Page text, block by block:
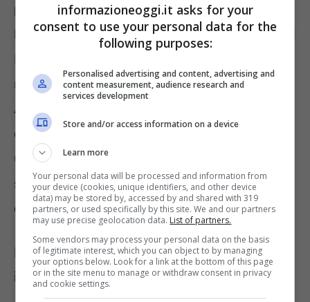
proposte vere e proprie.La prima è un altro
bando di concorso derivante dalla Provincia di
Monza e Brianza la quale ha bisogno di 50
nuovi dipendenti tecnici e amministrativi.
Anche la seconda è una selezione pubblica
che permetterà di lavorare come vigile
urbano a 17 candidati che saranno scelti.
seguito di quanto detto, possiamo
concentrarci sulla nuova offerta.
Lavorare come operatori di esercizio,
i requisiti richiesti dall’ATVO
informazioneoggi.it asks for your
consent to use your personal data for the
following purposes:
Personalised advertising and content, advertising and
content measurement, audience research and
services development
Store and/or access information on a device
Learn more
Your personal data will be processed and information from
your device (cookies, unique identifiers, and other device
data) may be stored by, accessed by and shared with 319
partners, or used specifically by this site. We and our partners
may use precise geolocation data. List of partners.
Some vendors may process your personal data on the basis
of legitimate interest, which you can object to by managing
your options below. Look for a link at the bottom of this page
or in the site menu to manage or withdraw consent in privacy
and cookie settings.